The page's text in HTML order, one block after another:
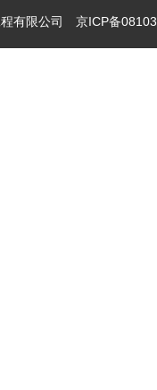
有限公司 京ICP备